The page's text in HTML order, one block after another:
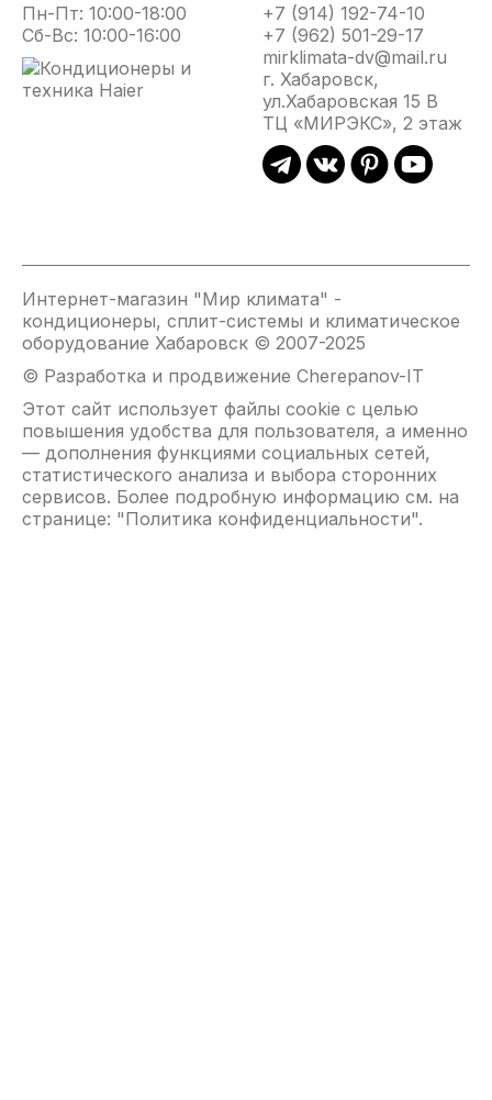
Пн-Пт: 10:00-18:00
Сб-Вс: 10:00-16:00
+7 (914) 192-74-10
+7 (962) 501-29-17
mirklimata-dv@mail.ru
г. Хабаровск,
ул.Хабаровская 15 В
ТЦ «МИРЭКС», 2 этаж
Интернет-магазин "Мир климата" -
кондиционеры, сплит-системы и климатическое
оборудование Хабаровск © 2007-2025
© Разработка и продвижение Cherepanov-IT
Этот сайт использует файлы cookie с целью
повышения удобства для пользователя, а именно
— дополнения функциями социальных сетей,
статистического анализа и выбора сторонних
сервисов. Более подробную информацию см. на
странице: "Политика конфиденциальности".